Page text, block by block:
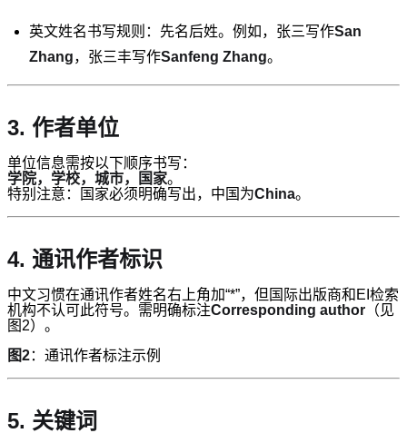
英文姓名书写规则：先名后姓。例如，张三写作San
Zhang，张三丰写作Sanfeng Zhang。
3. 作者单位
单位信息需按以下顺序书写：
学院，学校，城市，国家。
特别注意：国家必须明确写出，中国为China。
4. 通讯作者标识
中文习惯在通讯作者姓名右上角加“*”，但国际出版商和EI检索
机构不认可此符号。需明确标注Corresponding author （见
图2）。
图2：通讯作者标注示例
5. 关键词